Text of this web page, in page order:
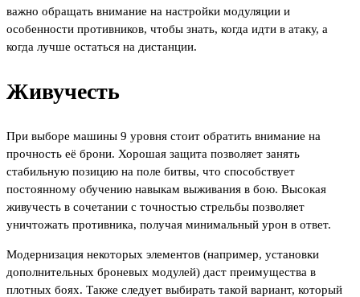
важно обращать внимание на настройки модуляции и
особенности противников, чтобы знать, когда идти в атаку, а
когда лучше остаться на дистанции.
Живучесть
При выборе машины 9 уровня стоит обратить внимание на
прочность её брони. Хорошая защита позволяет занять
стабильную позицию на поле битвы, что способствует
постоянному обучению навыкам выживания в бою. Высокая
живучесть в сочетании с точностью стрельбы позволяет
уничтожать противника, получая минимальный урон в ответ.
Модернизация некоторых элементов (например, установки
дополнительных броневых модулей) даст преимущества в
плотных боях. Также следует выбирать такой вариант, который